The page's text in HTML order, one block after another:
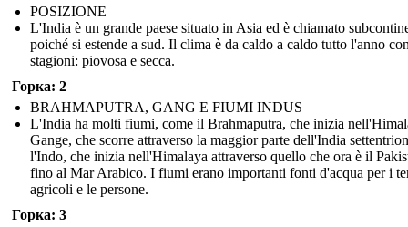
POSIZIONE
L'India è un grande paese situato in Asia ed è chiamato
poiché si estende a sud. Il clima è da caldo a caldo tutto l'anno
stagioni: piovosa e secca.
Горка: 2
BRAHMAPUTRA, GANG E FIUMI INDUS
L'India ha molti fiumi, come il Brahmaputra, che inizia
Gange, che scorre attraverso la maggior parte dell'India
l'Indo, che inizia nell'Himalaya attraverso quello che ora è il
fino al Mar Arabico. I fiumi erano importanti fonti d'acqua per i
agricoli e le persone.
Горка: 3